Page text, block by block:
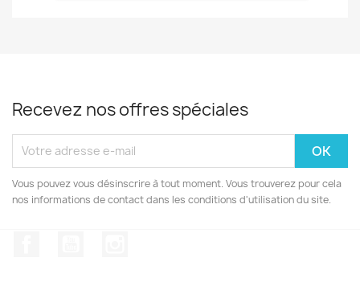
Recevez nos offres spéciales
Vous pouvez vous désinscrire à tout moment. Vous trouverez pour cela
nos informations de contact dans les conditions d'utilisation du site.